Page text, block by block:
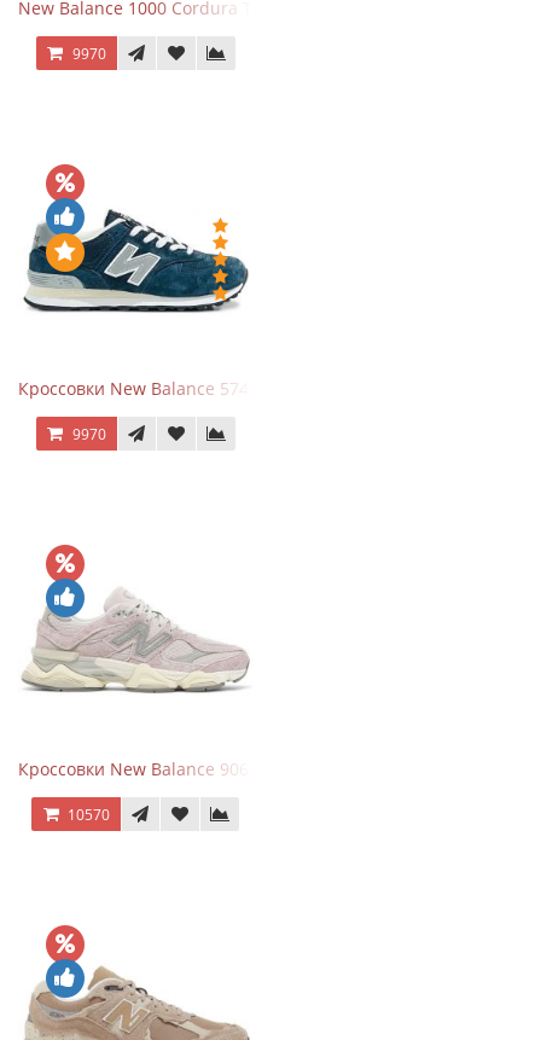
New Balance 1000 Cordura Trainers Black Cement
9970
Кроссовки New Balance 574 Navy Grey
9970
Кроссовки New Balance 9060 December Sky
10570